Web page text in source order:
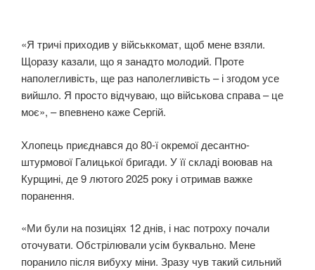
«Я тричі приходив у військкомат, щоб мене взяли.
Щоразу казали, що я занадто молодий. Проте
наполегливість, ще раз наполегливість – і згодом усе
вийшло. Я просто відчуваю, що військова справа – це
моє», – впевнено каже Сергій.
Хлопець приєднався до 80-ї окремої десантно-
штурмової Галицької бригади. У її складі воював на
Курщині, де 9 лютого 2025 року і отримав важке
поранення.
«Ми були на позиціях 12 днів, і нас потроху почали
оточувати. Обстрілювали усім буквально. Мене
поранило після вибуху міни. Зразу чув такий сильний